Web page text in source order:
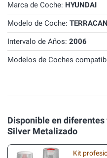
Marca de Coche: HYUNDAI
Modelo de Coche: TERRACAN
Intervalo de Años: 2006
Modelos de Coches
Disponible en
Silver Metalizado
Kit